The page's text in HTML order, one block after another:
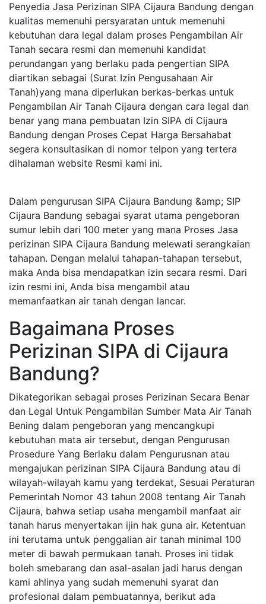
Penyedia Jasa Perizinan SIPA Cijaura Bandung dengan
kualitas memenuhi persyaratan untuk memenuhi
kebutuhan dara legal dalam proses Pengambilan Air
Tanah secara resmi dan memenuhi kandidat
perundangan yang berlaku pada pengertian SIPA
diartikan sebagai (Surat Izin Pengusahaan Air
Tanah)yang mana diperlukan berkas-berkas untuk
Pengambilan Air Tanah Cijaura dengan cara legal dan
benar yang mana pembuatan Izin SIPA di Cijaura
Bandung dengan Proses Cepat Harga Bersahabat
segera konsultasikan di nomor telpon yang tertera
dihalaman website Resmi kami ini.
Dalam pengurusan SIPA Cijaura Bandung &amp; SIP
Cijaura Bandung sebagai syarat utama pengeboran
sumur lebih dari 100 meter yang mana Proses Jasa
perizinan SIPA Cijaura Bandung melewati serangkaian
tahapan. Dengan melalui tahapan-tahapan tersebut,
maka Anda bisa mendapatkan izin secara resmi. Dari
izin resmi ini, Anda bisa mengambil atau
memanfaatkan air tanah dengan lancar.
Bagaimana Proses
Perizinan SIPA di Cijaura
Bandung?
Dikategorikan sebagai proses Perizinan Secara Benar
dan Legal Untuk Pengambilan Sumber Mata Air Tanah
Bening dalam pengeboran yang mencangkupi
kebutuhan mata air tersebut, dengan Pengurusan
Prosedure Yang Berlaku dalam Pengurusnan atau
mengajukan perizinan SIPA Cijaura Bandung atau di
wilayah-wilayah kamu yang terdekat, Sesuai Peraturan
Pemerintah Nomor 43 tahun 2008 tentang Air Tanah
Cijaura, bahwa setiap usaha mengambil manfaat air
tanah harus menyertakan ijin hak guna air. Ketentuan
ini terutama untuk penggalian air tanah minimal 100
meter di bawah permukaan tanah. Proses ini tidak
boleh smebarang dan asal-asalan jadi harus dengan
kami ahlinya yang sudah memenuhi syarat dan
profesional dalam pembuatannya, berikut ada